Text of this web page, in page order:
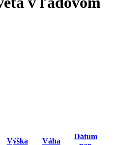
Výška Váha
Dátum